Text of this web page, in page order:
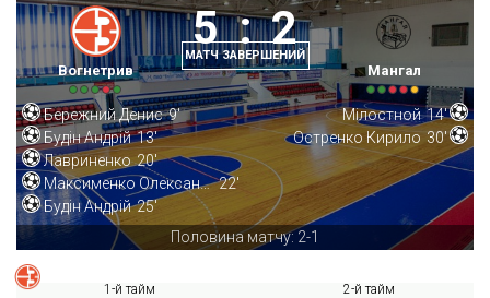
Вогнетрив
5 : 2
МАТЧ ЗАВЕРШЕНИЙ
Мангал
Бережний Денис 9'
Будін Андрій 13'
Лавриненко 20'
Максименко Олександр 22'
Будін Андрій 25'
Мілостной 14'
Остренко Кирило 30'
Половина матчу: 2-1
1-й тайм 2-й тайм